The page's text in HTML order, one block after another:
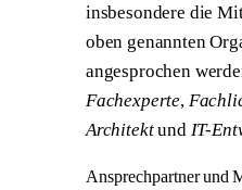
insbesondere die
oben genannten
angesprochen
Fachexperte,
Architektund IT-
Ansprechpartner und